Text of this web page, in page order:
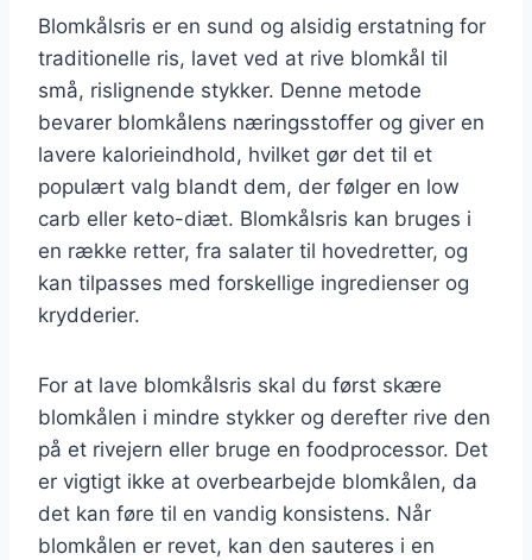
Blomkålsris er en sund og alsidig erstatning for
traditionelle ris, lavet ved at rive blomkål til
små, rislignende stykker. Denne metode
bevarer blomkålens næringsstoffer og giver en
lavere kalorieindhold, hvilket gør det til et
populært valg blandt dem, der følger en low
carb eller keto-diæt. Blomkålsris kan bruges i
en række retter, fra salater til hovedretter, og
kan tilpasses med forskellige ingredienser og
krydderier.
For at lave blomkålsris skal du først skære
blomkålen i mindre stykker og derefter rive den
på et rivejern eller bruge en foodprocessor. Det
er vigtigt ikke at overbearbejde blomkålen, da
det kan føre til en vandig konsistens. Når
blomkålen er revet, kan den sauteres i en